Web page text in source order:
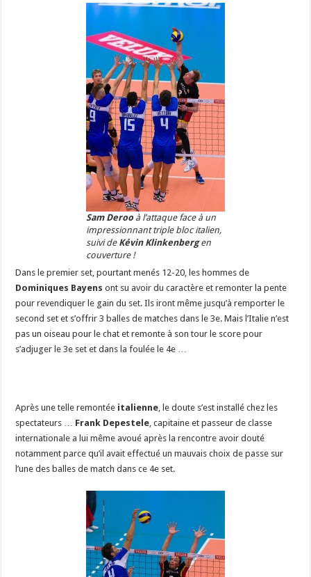
Sam Derooà l’attaque face à un
impressionnant triple bloc italien,
suivi de Kévin Klinkenbergen
couverture !
Dans le premier set, pourtant menés 12-20, les hommes de
Dominiques Bayens ont su avoir du caractère et remonter la pente
pour revendiquer le gain du set. Ils iront même jusqu’à remporter le
second set et s’offrir 3 balles de matches dans le 3e. Mais l’Italie n’est
pas un oiseau pour le chat et remonte à son tour le score pour
s’adjuger le 3e set et dans la foulée le 4e …
Après une telle remontée italienne, le doute s’est installé chez les
spectateurs … Frank Depestele, capitaine et passeur de classe
internationale a lui même avoué après la rencontre avoir douté
notamment parce qu’il avait effectué un mauvais choix de passe sur
l’une des balles de match dans ce 4e set.